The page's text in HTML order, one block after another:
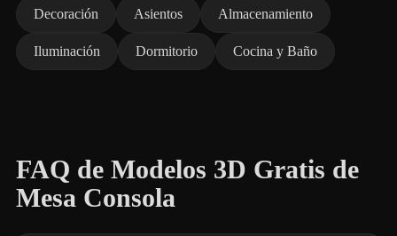
Decoración Asientos Almacenamiento
Iluminación Dormitorio Cocina y Baño
FAQ de Modelos 3D Gratis de
Mesa Consola